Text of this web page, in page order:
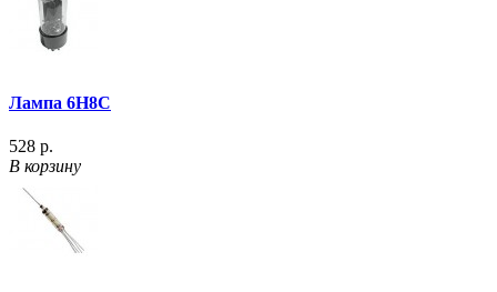
Лампа 6Н8С
528 р.
В корзину